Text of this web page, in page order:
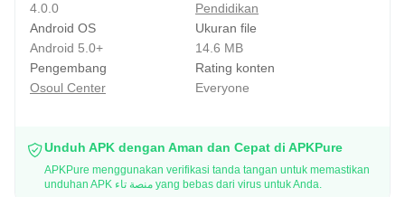
4.0.0
Pendidikan
Android OS
Android 5.0+
Ukuran file
14.6 MB
Pengembang
Osoul Center
Rating konten
Everyone
Unduh APK dengan Aman dan Cepat di APKPure
APKPure menggunakan verifikasi tanda tangan untuk memastikan
unduhan APK منصة تاء yang bebas dari virus untuk Anda.